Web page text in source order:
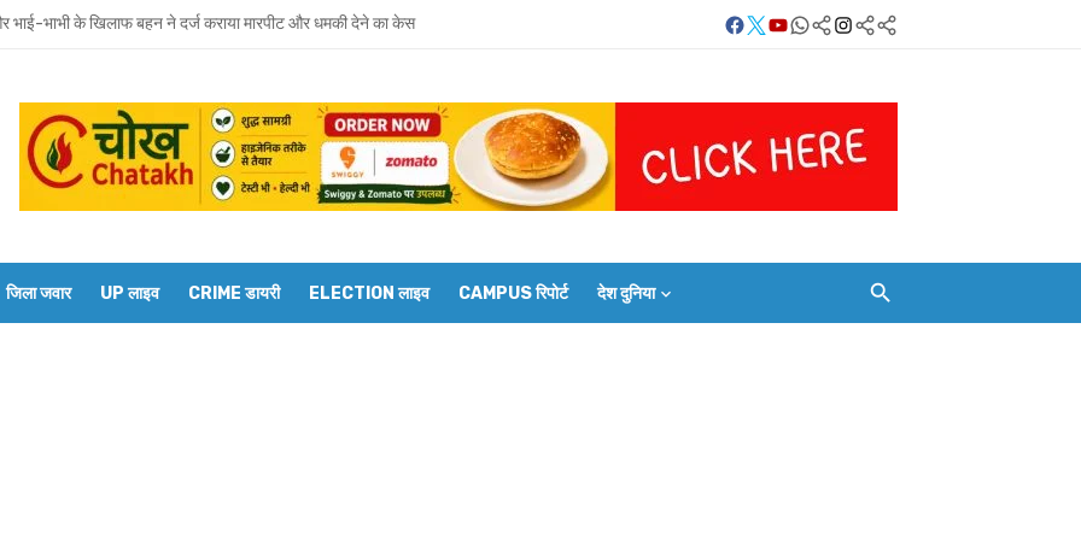
भाभी के खिलाफ बहन ने दर्ज कराया मारपीट और धमकी देने का केस
को होगा उमाशंकर सिंह का अंतिम संस्कार, दुकानें बंद कर व्यापारियों ने दी श्रद्धांजलि
विधानसभा से जुड़े थे उमाशंकर सिंह, पूरे सदन ने की थी जल्द स्वस्थ होने की कामना
भाई मानती थीं मायावती, राखी बांधने से लेकर परिवार को हिम्मत देने तक रहा खास रिश्ता
सिंह का निधन, मायावती ने जताया शोक
Facebook
Twitter
Youtube
Whatsapp
बलिया
लाइव
FOLLOW/JOIN
करें
Instagram
Telegram
जिला जवार UP लाइव CRIME डायरी ELECTION लाइव CAMPUS रिपोर्ट देश दुनिया